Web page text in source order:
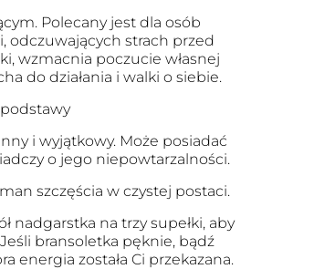
Polecany jest dla osób
odczuwających strach przed
wzmacnia poczucie własnej
do działania i walki o siebie.
i wyjątkowy. Może posiadać
o jego niepowtarzalności.
szczęścia w czystej postaci.
nadgarstka na trzy supełki, aby
bransoletka pęknie, bądź
energia została Ci przekazana.